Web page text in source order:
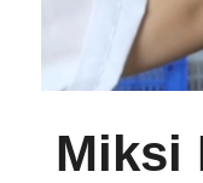
Miksi